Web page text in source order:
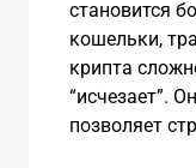
становится
кошельки,
крипта
“исчезает”.
позволяет